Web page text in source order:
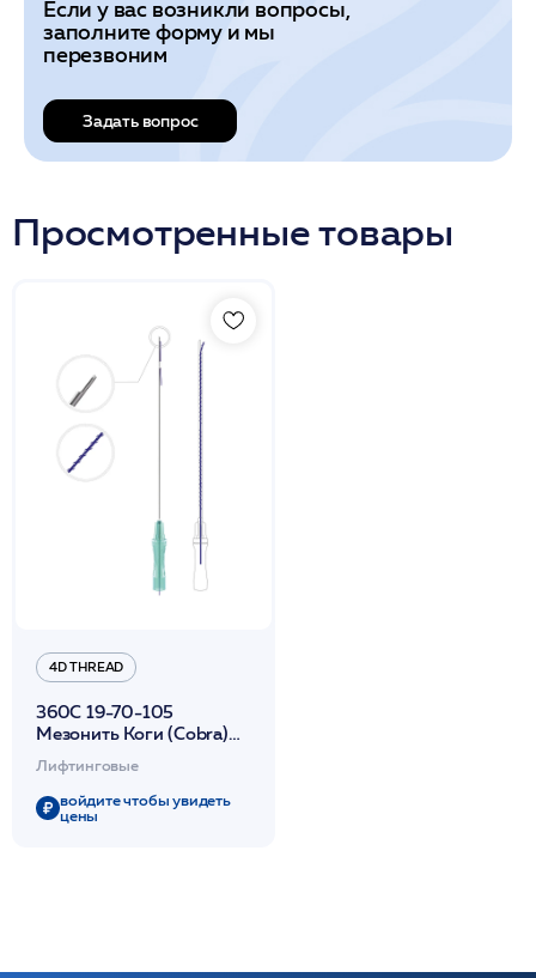
Если у вас возникли вопросы,
заполните форму и мы
перезвоним
Задать вопрос
Просмотренные товары
4D THREAD
360C 19-70-105
Мезонить Коги (Cobra)
полидиоксаноновая The
Up в канюле с иглой /4D
Thread IROXIN
Лифтинговые
войдите чтобы увидеть
цены